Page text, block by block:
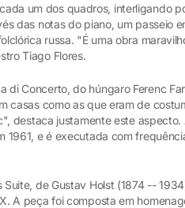
um dos quadros, interligando
das notas do piano, um passeio
russa. "É uma obra
Tiago Flores.
di Concerto, do húngaro Ferenc
casas como as que eram de
destaca justamente este aspecto.
1961, e é executada com
de Gustav Holst (1874 --
A peça foi composta em